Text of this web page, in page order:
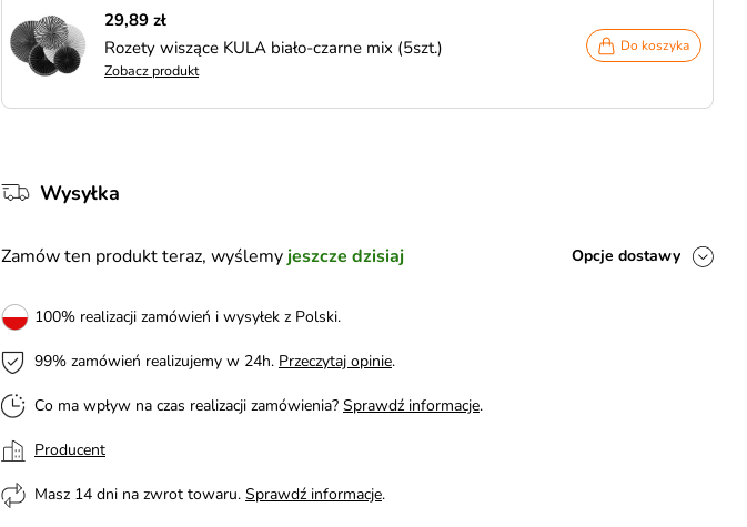
29,89 zł
Rozety wiszące KULA biało-czarne mix (5szt.)
Zobacz produkt
Do koszyka
Wysyłka
Zamów ten produkt teraz, wyślemy jeszcze dzisiaj Opcje dostawy
100% realizacji zamówień i wysyłek z Polski.
99% zamówień realizujemy w 24h. Przeczytaj opinie.
Co ma wpływ na czas realizacji zamówienia? Sprawdź informacje.
Producent
Masz 14 dni na zwrot towaru. Sprawdź informacje.